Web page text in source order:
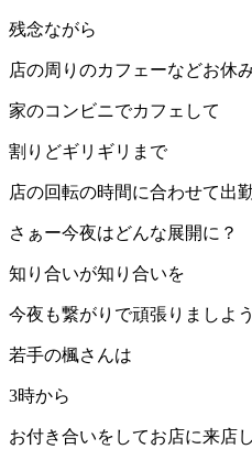
残念ながら
店の周りのカフェーなどお休
家のコンビニでカフェして
割りどギリギリまで
店の回転の時間に合わせて出
さぁー今夜はどんな展開に？
知り合いが知り合いを
今夜も繋がりで頑張りましよう
若手の楓さんは
3時から
お付き合いをしてお店に来店